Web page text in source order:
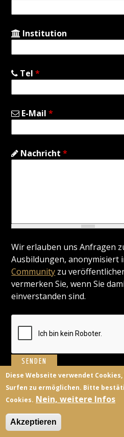
Institution
Tel*
E-Mail*
Nachricht*
Wir erlauben uns Anfragen
Ausbildungen, anonymisiert
Community zu
vermerken Sie, wenn Sie
einverstanden sind.
BILDUNGSANBIETER KONTAKT
Diese Webseite verwendet
Surfen zu ermöglichen. Bitte
Cookies. Nein, weitere Infos
Akzeptieren